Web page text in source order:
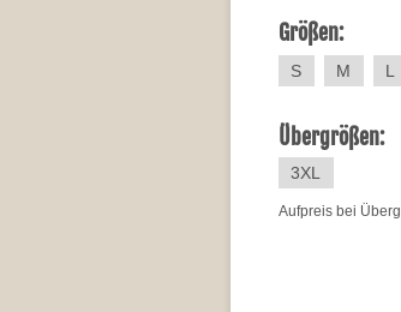
Größen:
S M L
Übergrößen:
3XL
Aufpreis bei